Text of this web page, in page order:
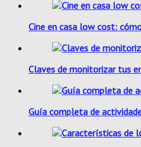
Cine en casa low cost:
Claves de monitorizar tus
Guía completa de